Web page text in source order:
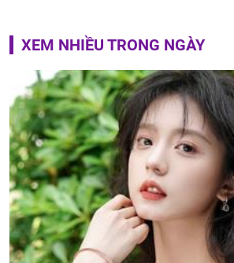
XEM NHIỀU TRONG NGÀY